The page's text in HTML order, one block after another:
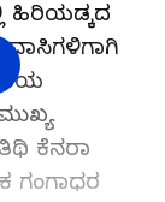
ಹಿರಿಯಡ್ಕದ
ಕೆನರಾ
ಗಂಗಾಧರ